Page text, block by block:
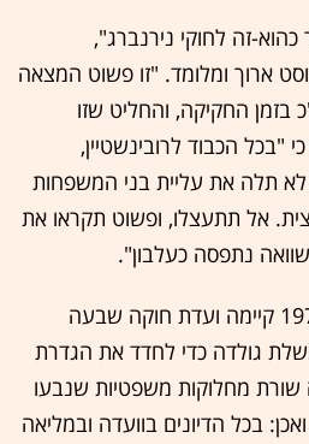
זה לחוקי נירנברג",
ארוך ומלומד. "זו פשוט המצאה
בזמן החקיקה, והחליט שזו
"בכל הכבוד לרובינשטיין,
תלה את עליית בני המשפחות
אל תתעצלו, ופשוט תקראו את
נתפסה כעלבון".
לא התעצלנו. בראשית 1970 קיימה ועדת חוקה שבעה
גולדה כדי לחדד את הגדרת
שורת מחלוקות משפטיות שנבעו
בכל הדיונים בוועדה ובמליאה